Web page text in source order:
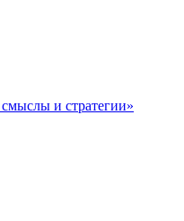
и стратегии»